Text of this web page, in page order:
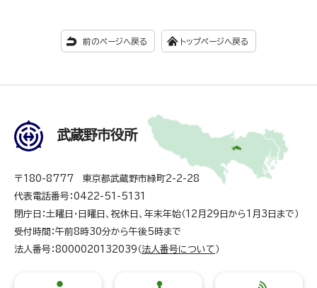
前のページへ戻る トップページへ戻る
武蔵野市役所
〒180-8777 東京都武蔵野市緑町2-2-28
代表電話番号：0422-51-5131
閉庁日：土曜日・日曜日、祝休日、年末年始（12月29日から1月3日まで）
受付時間：午前8時30分から午後5時まで
法人番号：8000020132039（ 法人番号について ）